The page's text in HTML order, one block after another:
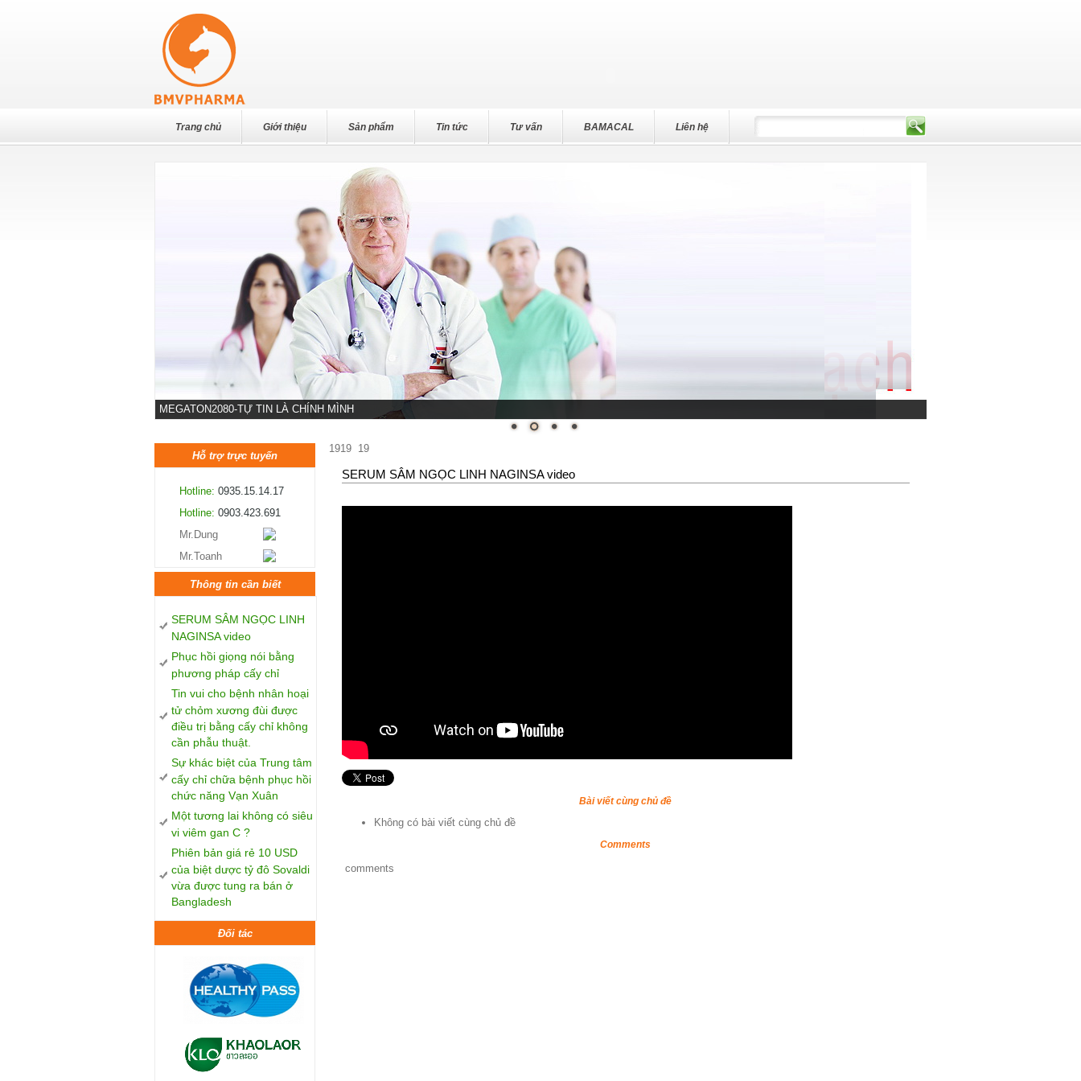
Trang chủ Giới thiệu Sản phẩm Tin tức Tư vấn BAMACAL Liên hệ
MEGATON2080-TỰ TIN LÀ CHÍNH MÌNH
1919
Hỗ trợ trực tuyến
Hotline: 0935.15.14.17
Hotline: 0903.423.691
Mr.Dung
Mr.Toanh
Thông tin cần biết
SERUM SÂM NGỌC LINH
NAGINSA video
Phục hồi giọng nói bằng
phương pháp cấy chỉ
Tin vui cho bệnh nhân hoại
tử chỏm xương đùi được
điều trị bằng cấy chỉ không
cần phẫu thuật.
Sự khác biệt của Trung tâm
cấy chỉ chữa bệnh phục hồi
chức năng Vạn Xuân
Một tương lai không có siêu
vi viêm gan C ?
Phiên bản giá rẻ 10 USD
của biệt dược tỷ đô Sovaldi
vừa được tung ra bán ở
Bangladesh
Đối tác
19
SERUM SÂM NGỌC LINH NAGINSA video
Bài viết cùng chủ đề
Không có bài viết cùng chủ đề
Comments
comments